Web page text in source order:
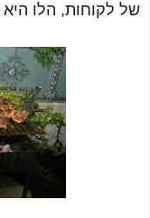
של לקוחות, הלו היא